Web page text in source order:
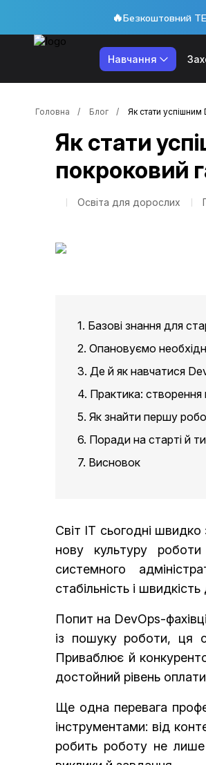
🔥Безкоштовний
Навчання
Головна Блог Як стати
Як стати
покроковий
Освіта для дорослих
1. Базові знання для
2. Опановуємо
3. Де й як навчатися
4. Практика: створення
5. Як знайти першу
6. Поради на старті й
7. Висновок
Світ ІТ сьогодні
нову культуру
системного
стабільність і
Попит на DevOps-
із пошуку роботи, ця
Приваблює й
достойний рівень
Ще одна перевага
інструментами: від
робить роботу не